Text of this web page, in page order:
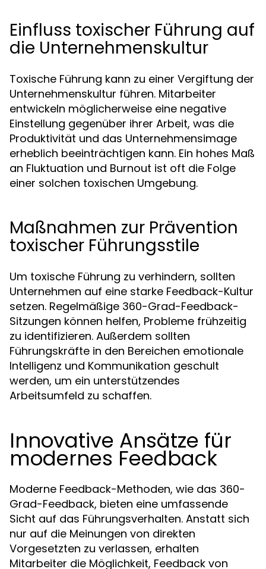
Einfluss toxischer Führung auf
die Unternehmenskultur
Toxische Führung kann zu einer Vergiftung der
Unternehmenskultur führen. Mitarbeiter
entwickeln möglicherweise eine negative
Einstellung gegenüber ihrer Arbeit, was die
Produktivität und das Unternehmensimage
erheblich beeinträchtigen kann. Ein hohes Maß
an Fluktuation und Burnout ist oft die Folge
einer solchen toxischen Umgebung.
Maßnahmen zur Prävention
toxischer Führungsstile
Um toxische Führung zu verhindern, sollten
Unternehmen auf eine starke Feedback-Kultur
setzen. Regelmäßige 360-Grad-Feedback-
Sitzungen können helfen, Probleme frühzeitig
zu identifizieren. Außerdem sollten
Führungskräfte in den Bereichen emotionale
Intelligenz und Kommunikation geschult
werden, um ein unterstützendes
Arbeitsumfeld zu schaffen.
Innovative Ansätze für
modernes Feedback
Moderne Feedback-Methoden, wie das 360-
Grad-Feedback, bieten eine umfassende
Sicht auf das Führungsverhalten. Anstatt sich
nur auf die Meinungen von direkten
Vorgesetzten zu verlassen, erhalten
Mitarbeiter die Möglichkeit, Feedback von